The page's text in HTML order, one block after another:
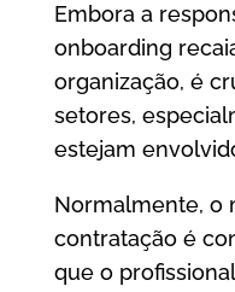
Embora a
onboarding
organização, é
setores,
estejam
Normalmente, o
contratação é
que o